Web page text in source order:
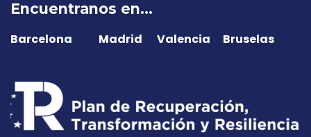
Encuentranos en...
Barcelona ​Madrid ​Valencia Bruselas